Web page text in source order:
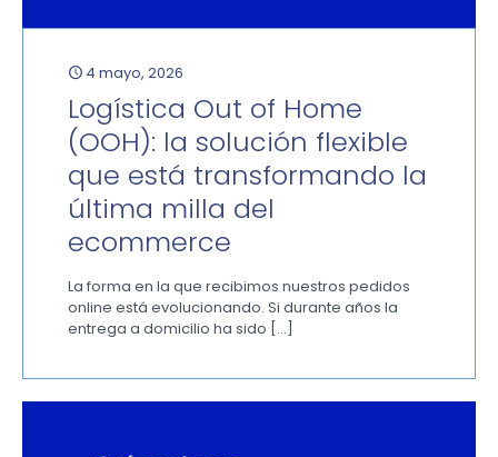
4 mayo, 2026
Logística Out of Home
(OOH): la solución flexible
que está transformando la
última milla del
ecommerce
La forma en la que recibimos nuestros pedidos
online está evolucionando. Si durante años la
entrega a domicilio ha sido […]